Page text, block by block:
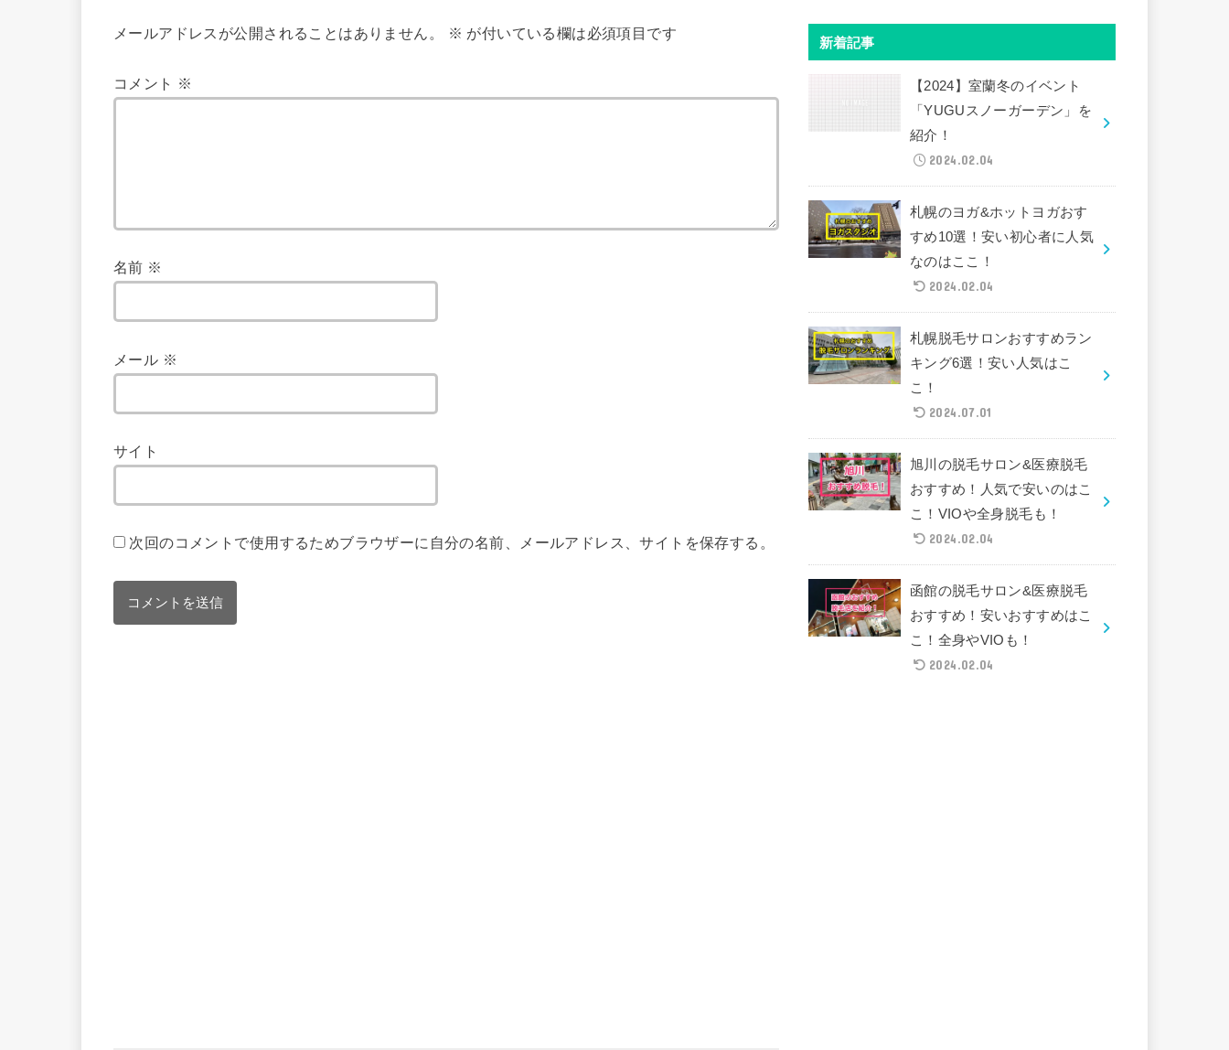
メールアドレスが公開されることはありません。 ※ が付いている欄は必須項目です
コメント ※
名前 ※
メール ※
サイト
次回のコメントで使用するためブラウザーに自分の名前、メールアドレス、サイトを保存する。
新着記事
【2024】室蘭冬のイベント
「YUGUスノーガーデン」を
紹介！
2024.02.04
札幌のヨガ&ホットヨガおす
すめ10選！安い初心者に人気
なのはここ！
2024.02.04
札幌脱毛サロンおすすめラン
キング6選！安い人気はこ
こ！
2024.07.01
旭川の脱毛サロン&医療脱毛
おすすめ！人気で安いのはこ
こ！VIOや全身脱毛も！
2024.02.04
函館の脱毛サロン&医療脱毛
おすすめ！安いおすすめはこ
こ！全身やVIOも！
2024.02.04